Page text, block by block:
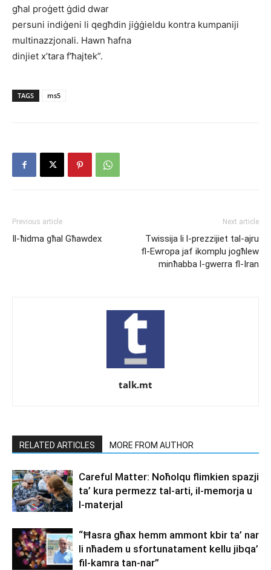
għal proġett ġdid dwar
persuni indiġeni li qegħdin jiġġieldu kontra kumpaniji
multinazzjonali. Hawn ħafna
dinjiet x’tara f’ħajtek”.
TAGS ms5
Previous article
Il-ħidma għal Għawdex
Next article
Twissija li l-prezzijiet tal-ajru
fl-Ewropa jaf ikomplu jogħlew
minħabba l-gwerra fl-Iran
talk.mt
RELATED ARTICLES MORE FROM AUTHOR
Careful Matter: Noħolqu flimkien spazji
ta’ kura permezz tal-arti, il-memorja u
l-materjal
“Ħasra għax hemm ammont kbir ta’ nar
li nħadem u sfortunatament kellu jibqa’
fil-kamra tan-nar”